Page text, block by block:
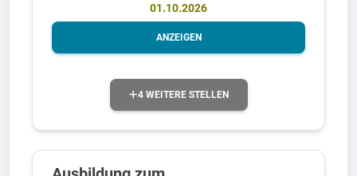
01.10.2026
ANZEIGEN
4 WEITERE STELLEN